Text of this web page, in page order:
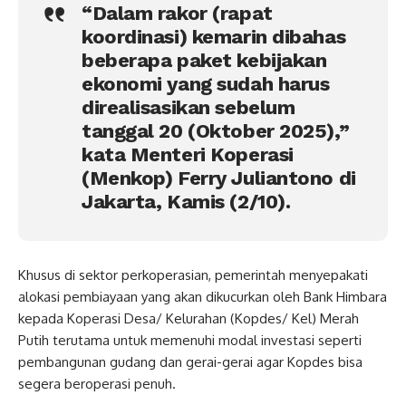
“Dalam rakor (rapat
koordinasi) kemarin dibahas
beberapa paket kebijakan
ekonomi yang sudah harus
direalisasikan sebelum
tanggal 20 (Oktober 2025),”
kata Menteri Koperasi
(Menkop) Ferry Juliantono di
Jakarta, Kamis (2/10).
Khusus di sektor perkoperasian, pemerintah menyepakati
alokasi pembiayaan yang akan dikucurkan oleh Bank Himbara
kepada Koperasi Desa/ Kelurahan (Kopdes/ Kel) Merah
Putih terutama untuk memenuhi modal investasi seperti
pembangunan gudang dan gerai-gerai agar Kopdes bisa
segera beroperasi penuh.